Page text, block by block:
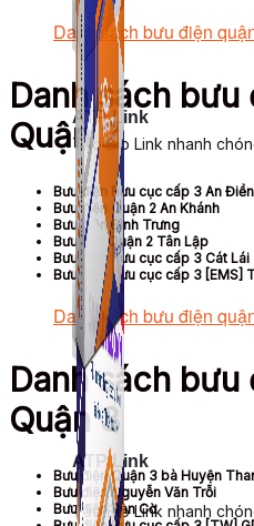
ATP Link
Tạo Bio Link nhanh
ATP Link
Tạo Bio Link nhanh
Danh sách bưu điện
Danh sách
Quận 2
Bưu điện Bưu cục cấp 3 An Điền
Bưu điện Quận 2 An Khánh
Bưu điện Bình Trưng
Bưu cục Quận 2 Tân Lập
Bưu điện Bưu cục cấp 3 Cát Lái
Bưu điện Bưu cục cấp 3 [EMS]
Danh sách bưu điện
Danh sách
Quận 3
Bưu điện Quận 3 bà Huyện
Bưu điện Nguyễn Văn Trỗi
Bưu điện Bàn Cờ